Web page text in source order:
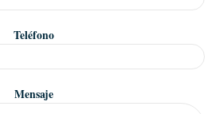
Teléfono
Mensaje